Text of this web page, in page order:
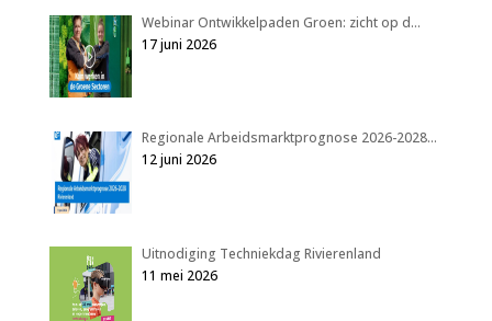
Webinar Ontwikkelpaden Groen: zicht op d…
17 juni 2026
Regionale Arbeidsmarktprognose 2026-2028…
12 juni 2026
Uitnodiging Techniekdag Rivierenland
11 mei 2026